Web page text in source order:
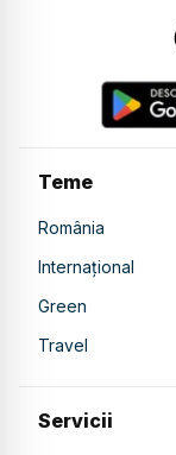
Teme
România
Internațional
Green
Travel
Servicii